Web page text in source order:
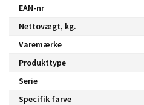
EAN-nr
Nettovægt, kg.
Varemærke
Produkttype
Serie
Specifik farve